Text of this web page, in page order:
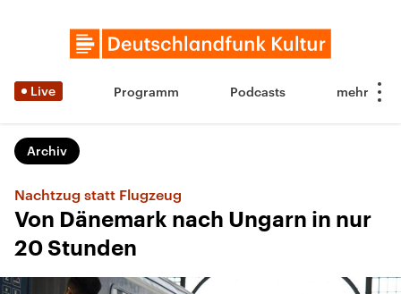
Live Programm Podcasts
Archiv
Nachtzug statt Flugzeug
Von Dänemark nach Ungarn in nur
20 Stunden